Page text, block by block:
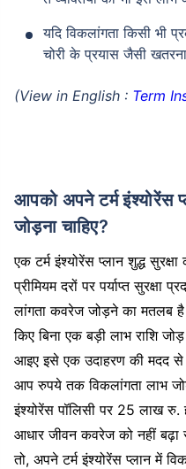
यदि विकलांगता किसी भी
चोरी के प्रयास जैसी
(View in English : Term
आपको अपने टर्म इंश्योरेंस प्लान में विकलांगता राइडर क्यों
जोड़ना चाहिए?
एक टर्म इंश्योरेंस प्लान शुद्ध
प्रीमियम दरों पर पर्याप्त सुरक्षा
लांगता कवरेज जोड़ने का मतलब है
किए बिना एक बड़ी लाभ राशि
आइए इसे एक उदाहरण की मदद
आप रुपये तक विकलांगता लाभ
इंश्योरेंस पॉलिसी पर 25 लाख रु.
आधार जीवन कवरेज को नहीं बढ़ा
तो, अपने टर्म इंश्योरेंस प्लान में
₹
*₹434 प्रति माह, 1 करोड़ के टर्म लाइफ इंश्योरेंस की
कोई पूर्व-मौजूदा बीमारी नहीं है, 36 वर्ष की आयु तक
कीमत है — एक गैर-धूम्रपान करने वाले व्यक्ति के लिए, जिसे
कोई पूर्व-मौजूदा बीमारी नहीं है, 56 वर्ष की आयु तक कवर।